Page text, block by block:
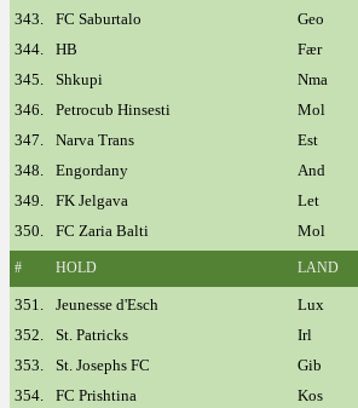
343.
FC Saburtalo Geo
344.
HB Fær
345.
Shkupi Nma
346.
Petrocub Hinsesti Mol
347.
Narva Trans Est
348.
Engordany And
349.
FK Jelgava Let
350.
FC Zaria Balti Mol
# HOLD LAND
351. Jeunesse d'Esch Lux
352.
St. Patricks Irl
353.
St. Josephs FC Gib
354.
FC Prishtina Kos